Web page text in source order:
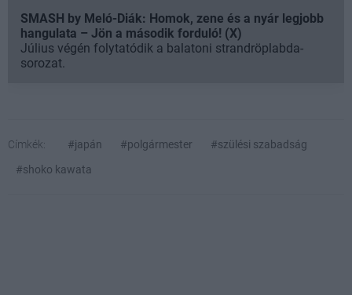
SMASH by Meló-Diák: Homok, zene és a nyár legjobb
hangulata – Jön a második forduló! (X)
Július végén folytatódik a balatoni strandröplabda-
sorozat.
Címkék: #japán #polgármester
#szülési szabadság
#shoko kawata